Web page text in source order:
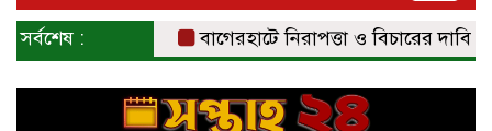
সর্বশেষ : বাগেরহাটে নিরাপত্তা ও বিচারের দাবিতে